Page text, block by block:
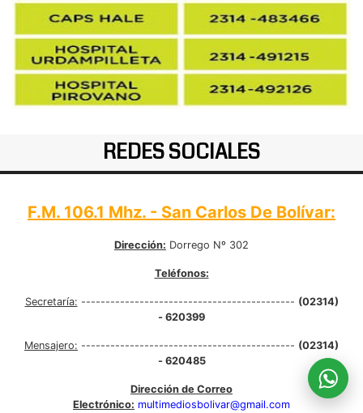
REDES SOCIALES
F.M. 106.1 Mhz. - San Carlos De Bolívar:
Dirección: Dorrego Nº 302
Teléfonos:
Secretaría: -------------------------------------------- (02314)
- 620399
Mensajero: -------------------------------------------- (02314)
- 620485
Dirección de Correo
Electrónico: multimediosbolivar@gmail.com